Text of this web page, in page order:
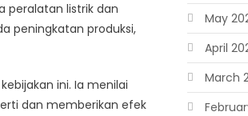
peralatan listrik dan
peningkatan produksi,
ini. Ia menilai
dan memberikan efek
May
April
March